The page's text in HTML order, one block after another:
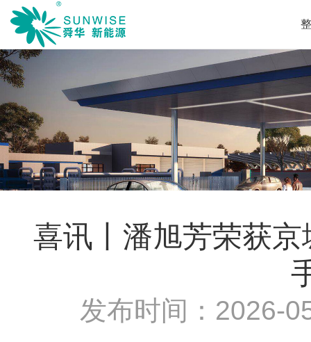
喜讯丨潘旭芳荣获
发布时间： 2026-